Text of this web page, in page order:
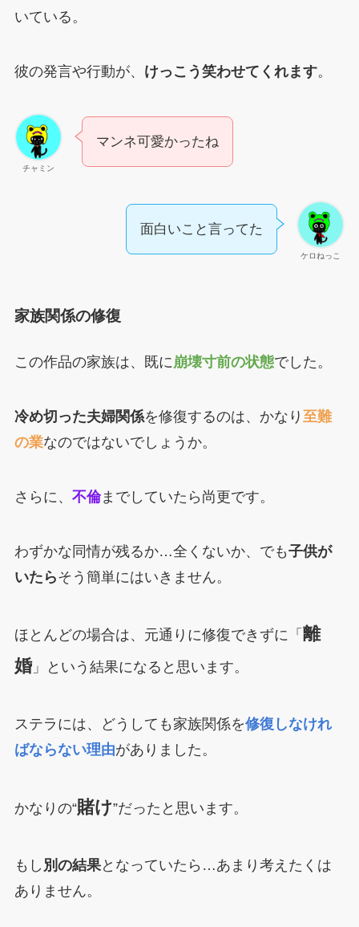
いている。
彼の発言や行動が、 けっこう笑わせてくれます。
チャミン
マンネ可愛かったね
ケロねっこ
面白いこと言ってた
家族関係の修復
この作品の家族は、既に崩壊寸前の状態でした。
冷め切った夫婦関係を修復するのは、かなり 至難
の業なのではないでしょうか。
さらに、 不倫までしていたら尚更です。
わずかな同情が残るか…全くないか、でも子供が
いたらそう簡単にはいきません。
ほとんどの場合は、元通りに修復できずに「 離
婚」という結果になると思います。
ステラには、どうしても家族関係を修復しなけれ
ばならない理由がありました。
かなりの“賭け”だったと思います。
もし 別の結果となっていたら…あまり考えたくは
ありません。